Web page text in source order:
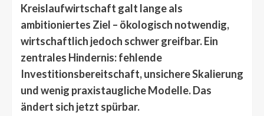
Kreislaufwirtschaft galt lange als
ambitioniertes Ziel – ökologisch notwendig,
wirtschaftlich jedoch schwer greifbar. Ein
zentrales Hindernis: fehlende
Investitionsbereitschaft, unsichere Skalierung
und wenig praxistaugliche Modelle. Das
ändert sich jetzt spürbar.